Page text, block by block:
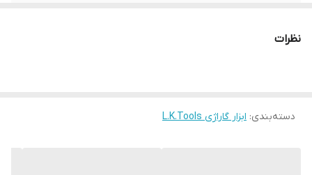
نظرات
دسته‌بندی: ابزار گاراژی L.K.Tools